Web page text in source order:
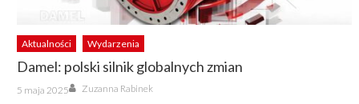
Aktualności Wydarzenia
Damel: polski silnik globalnych zmian
Posted
on
5 maja 2025 Author
Zuzanna Rabinek